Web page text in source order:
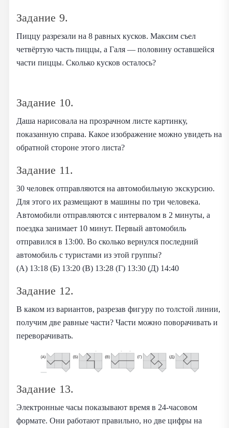
Задание 9.
Пиццу разрезали на 8 равных кусков. Максим съел
четвёртую часть пиццы, а Галя — половину оставшейся
части пиццы. Сколько кусков осталось?
Задание 10.
Даша нарисовала на прозрачном листе картинку,
показанную справа. Какое изображение можно увидеть на
обратной стороне этого листа?
Задание 11.
30 человек отправляются на автомобильную экскурсию.
Для этого их размещают в машины по три человека.
Автомобили отправляются с интервалом в 2 минуты, а
поездка занимает 10 минут. Первый автомобиль
отправился в 13:00. Во сколько вернулся последний
автомобиль с туристами из этой группы?
(А) 13:18 (Б) 13:20 (В) 13:28 (Г) 13:30 (Д) 14:40
Задание 12.
В каком из вариантов, разрезав фигуру по толстой линии,
получим две равные части? Части можно поворачивать и
переворачивать.
Задание 13.
Электронные часы показывают время в 24-часовом
формате. Они работают правильно, но две цифры на